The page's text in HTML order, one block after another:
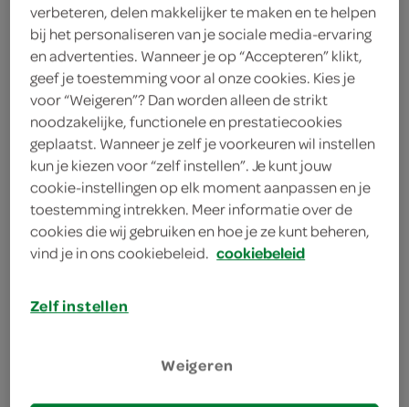
bekijk huidige aanbiedingen
FoodClub stamppot
boerenkool gehaktbal
1 Stuks
6.95 kies je SPAR
95 kies je SPAR
verbeteren, delen makkelijker te maken en te helpen
bij het personaliseren van je sociale media-ervaring
en advertenties. Wanneer je op “Accepteren” klikt,
geef je toestemming voor al onze cookies. Kies je
voor “Weigeren”? Dan worden alleen de strikt
noodzakelijke, functionele en prestatiecookies
geplaatst. Wanneer je zelf je voorkeuren wil instellen
kun je kiezen voor “zelf instellen”. Je kunt jouw
cookie-instellingen op elk moment aanpassen en je
toestemming intrekken. Meer informatie over de
cookies die wij gebruiken en hoe je ze kunt beheren,
vind je in ons cookiebeleid. cookiebeleid
Zelf instellen
Weigeren